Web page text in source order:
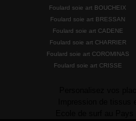
Foulard soie art BOUCHEIX
Foulard soie art BRESSAN
Foulard soie art CADENE
Foulard soie art CHARRIER
Foulard soie art COROMINAS
Foulard soie art CRISSE